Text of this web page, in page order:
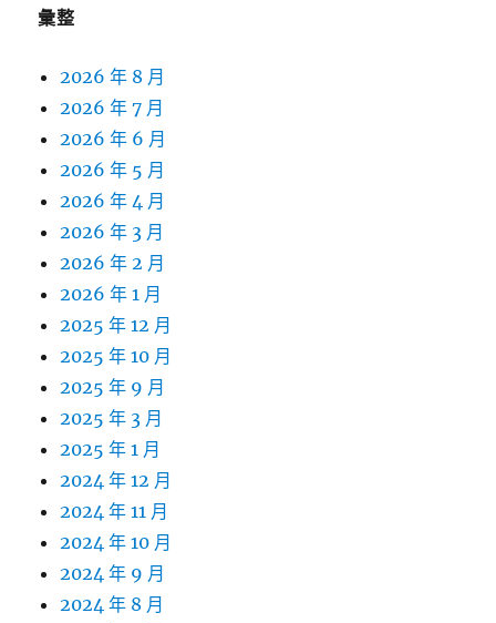
彙整
2026 年 8 月
2026 年 7 月
2026 年 6 月
2026 年 5 月
2026 年 4 月
2026 年 3 月
2026 年 2 月
2026 年 1 月
2025 年 12 月
2025 年 10 月
2025 年 9 月
2025 年 3 月
2025 年 1 月
2024 年 12 月
2024 年 11 月
2024 年 10 月
2024 年 9 月
2024 年 8 月